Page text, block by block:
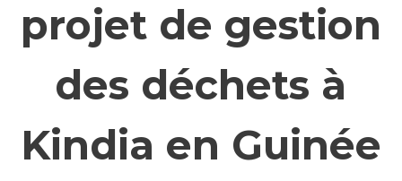
projet de gestion
des déchets à
Kindia en Guinée